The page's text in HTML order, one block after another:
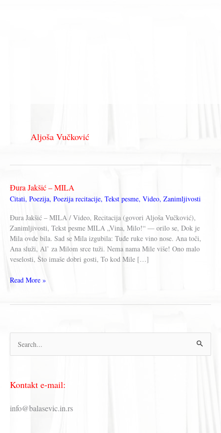
Aljoša Vučković
Đura Jakšić – MILA
Citati, Poezija, Poezija recitacije, Tekst pesme, Video, Zanimljivosti
Đura Jakšić – MILA / Video, Recitacija (govori Aljoša Vučković),
Zanimljivosti, Tekst pesme MILA „Vina, Milo!“ — orilo se, Dok je
Mila ovde bila. Sad se Mila izgubila: Tuđe ruke vino nose. Ana toči,
Ana služi, Al’ za Milom srce tuži. Nema nama Mile više! Ono malo
veselosti, Što imaše dobri gosti, To kod Mile […]
Đura
Read More »
р
т
Kontakt e-mail:
info@balasevic.in.rs